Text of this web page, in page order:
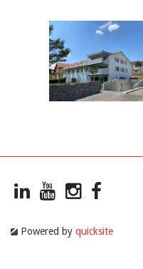
Powered by quicksite